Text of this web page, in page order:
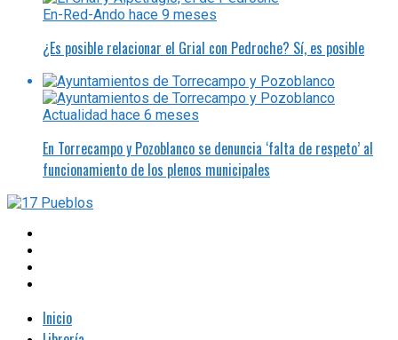
En-Red-Ando hace 9 meses
¿Es posible relacionar el Grial con Pedroche? Sí, es posible
Actualidad hace 6 meses
En Torrecampo y Pozoblanco se denuncia ‘falta de respeto’ al
funcionamiento de los plenos municipales
Inicio